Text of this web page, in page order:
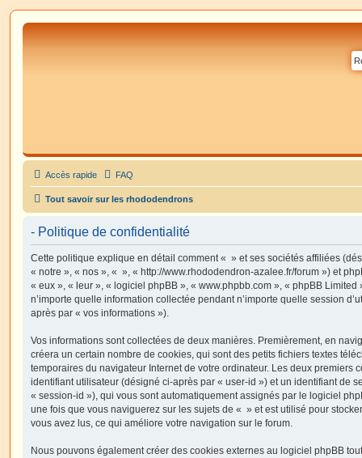
Accès rapide FAQ
Tout savoir sur les rhododendrons
- Politique de confidentialité
Cette politique explique en détail comment « » et ses sociétés affiliées
« notre », « nos », « », « http://www.rhododendron-azalee.fr/forum ») et
« eux », « leur », « logiciel phpBB », « www.phpbb.com », « phpBB
n’importe quelle information collectée pendant n’importe quelle session
après par « vos informations »).
Vos informations sont collectées de deux manières. Premièrement, en
créera un certain nombre de cookies, qui sont des petits fichiers textes
temporaires du navigateur Internet de votre ordinateur. Les deux premiers
identifiant utilisateur (désigné ci-après par « user-id ») et un identifiant de
« session-id »), qui vous sont automatiquement assignés par le logiciel
une fois que vous naviguerez sur les sujets de « » et est utilisé pour
vous avez lus, ce qui améliore votre navigation sur le forum.
Nous pouvons également créer des cookies externes au logiciel phpBB